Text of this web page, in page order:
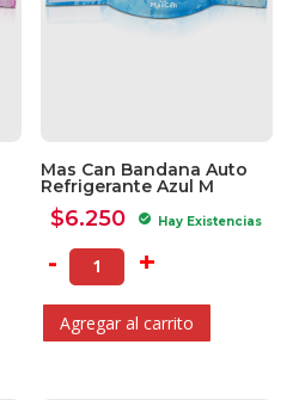
Mas Can Bandana Auto
Refrigerante Azul M
$6.250 check_circle Hay Existencias
- +
Agregar al carrito